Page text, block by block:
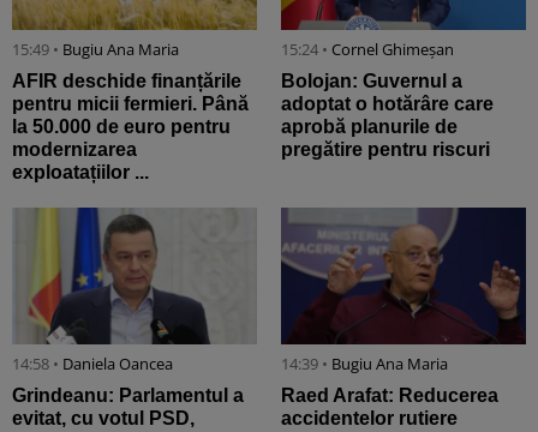
15:49 • Bugiu ⁠Ana Maria
AFIR deschide finanțările
pentru micii fermieri. Până
la 50.000 de euro pentru
modernizarea
exploatațiilor ...
15:24 • Cornel Ghimeșan
Bolojan: Guvernul a
adoptat o hotărâre care
aprobă planurile de
pregătire pentru riscuri
14:58 • Daniela Oancea
Grindeanu: Parlamentul a
evitat, cu votul PSD,
14:39 • Bugiu ⁠Ana Maria
Raed Arafat: Reducerea
accidentelor rutiere